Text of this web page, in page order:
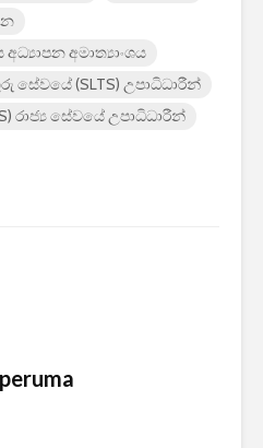
අමාත්‍යාංශය
සේවයේ (SLTS) උපාධිධාරීන්
රාජ්‍ය සේවයේ උපාධිධාරීන්